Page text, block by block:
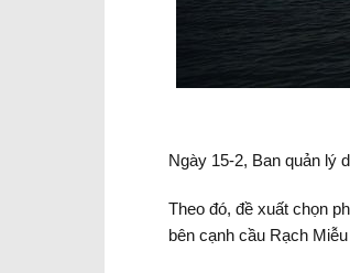
Ngày 15-2, Ban quản lý
Theo đó, đề xuất chọn
bên cạnh cầu Rạch